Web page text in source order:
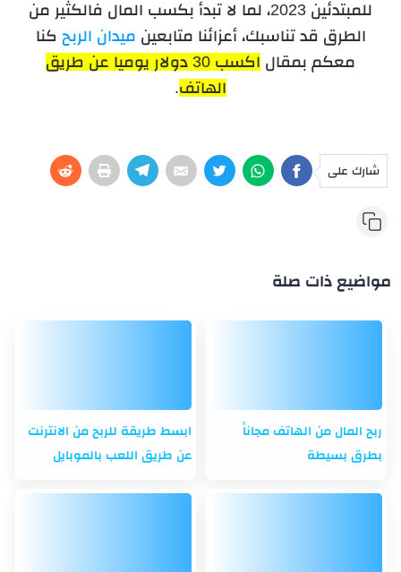
للمبتدئين 2023، لما لا تبدأ بكسب المال فالكثير من
الطرق قد تناسبك، أعزائنا متابعين ميدان الربح كنا
معكم بمقال
اكسب 30 دولار يوميا عن طريق
الهاتف.
شارك على
مواضيع ذات صلة
ربح المال من الهاتف مجاناً
بطرق بسيطة
ابسط طريقة للربح من الانترنت
عن طريق اللعب بالموبايل